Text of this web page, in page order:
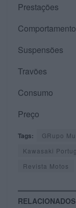
Tags: GRupo
Kawasaki
Revista Motos
RELACIONADOS